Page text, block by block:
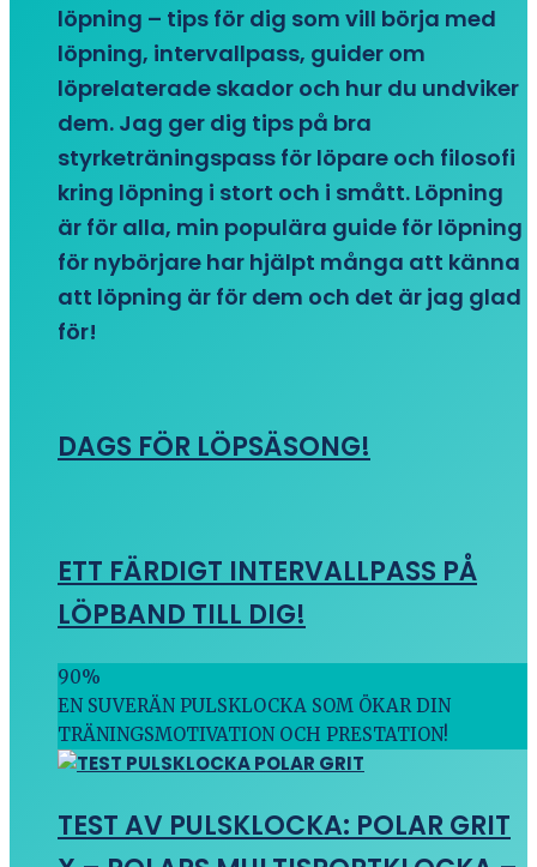
löpning – tips för dig som vill börja med
löpning, intervallpass, guider om
löprelaterade skador och hur du undviker
dem. Jag ger dig tips på bra
styrketräningspass för löpare och filosofi
kring löpning i stort och i smått. Löpning
är för alla, min populära guide för löpning
för nybörjare har hjälpt många att känna
att löpning är för dem och det är jag glad
för!
DAGS FÖR LÖPSÄSONG!
ETT FÄRDIGT INTERVALLPASS PÅ
LÖPBAND TILL DIG!
90%
EN SUVERÄN PULSKLOCKA SOM ÖKAR DIN
TRÄNINGSMOTIVATION OCH PRESTATION!
TEST AV PULSKLOCKA: POLAR GRIT